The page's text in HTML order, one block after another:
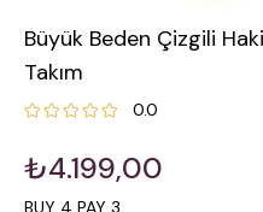
Büyük Beden Çizgili
Takım
0.0
₺4.199,00
BUY 4 PAY 3